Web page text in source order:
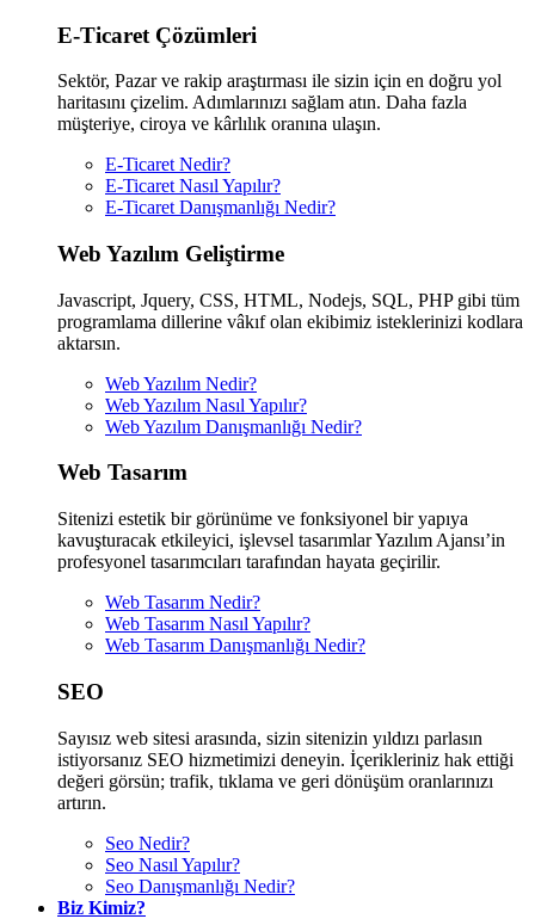
E-Ticaret Çözümleri
Sektör, Pazar ve rakip araştırması ile sizin için en doğru yol
haritasını çizelim. Adımlarınızı sağlam atın. Daha fazla
müşteriye, ciroya ve kârlılık oranına ulaşın.
E-Ticaret Nedir?
E-Ticaret Nasıl Yapılır?
E-Ticaret Danışmanlığı Nedir?
Web Yazılım Geliştirme
Javascript, Jquery, CSS, HTML, Nodejs, SQL, PHP gibi tüm
programlama dillerine vâkıf olan ekibimiz isteklerinizi kodlara
aktarsın.
Web Yazılım Nedir?
Web Yazılım Nasıl Yapılır?
Web Yazılım Danışmanlığı Nedir?
Web Tasarım
Sitenizi estetik bir görünüme ve fonksiyonel bir yapıya
kavuşturacak etkileyici, işlevsel tasarımlar Yazılım Ajansı’in
profesyonel tasarımcıları tarafından hayata geçirilir.
Web Tasarım Nedir?
Web Tasarım Nasıl Yapılır?
Web Tasarım Danışmanlığı Nedir?
SEO
Sayısız web sitesi arasında, sizin sitenizin yıldızı parlasın
istiyorsanız SEO hizmetimizi deneyin. İçerikleriniz hak ettiği
değeri görsün; trafik, tıklama ve geri dönüşüm oranlarınızı
artırın.
Seo Nedir?
Seo Nasıl Yapılır?
Seo Danışmanlığı Nedir?
Biz Kimiz?